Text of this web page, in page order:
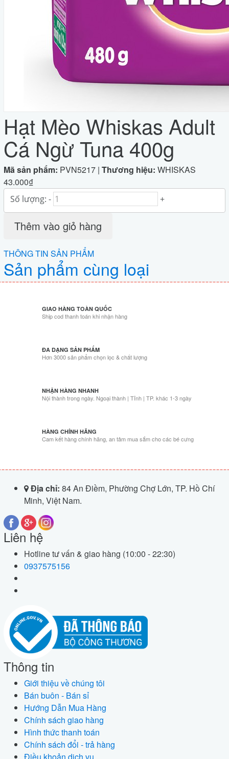
Hạt Mèo Whiskas Adult
Cá Ngừ Tuna 400g
Mã sản phẩm: PVN5217 | Thương hiệu: WHISKAS
43.000₫
Số lượng: - +
Thêm vào giỏ hàng
THÔNG TIN SẢN PHẨM
Sản phẩm cùng loại
GIAO HÀNG TOÀN QUỐC
Ship cod thanh toán khi nhận hàng
ĐA DẠNG SẢN PHẨM
Hơn 3000 sản phẩm chọn lọc & chất lượng
NHẬN HÀNG NHANH
Nội thành trong ngày. Ngoại thành | Tỉnh | TP. khác 1-3 ngày
HÀNG CHÍNH HÃNG
Cam kết hàng chính hãng, an tâm mua sắm cho các bé cưng
Địa chỉ: 84 An Điềm, Phường Chợ Lớn, TP. Hồ Chí
Minh, Việt Nam.
Liên hệ
Hotline tư vấn & giao hàng (10:00 - 22:30)
0937575156
Thông tin
Giới thiệu về chúng tôi
Bán buôn - Bán sỉ
Hướng Dẫn Mua Hàng
Chính sách giao hàng
Hình thức thanh toán
Chính sách đổi - trả hàng
Điều khoản dịch vụ